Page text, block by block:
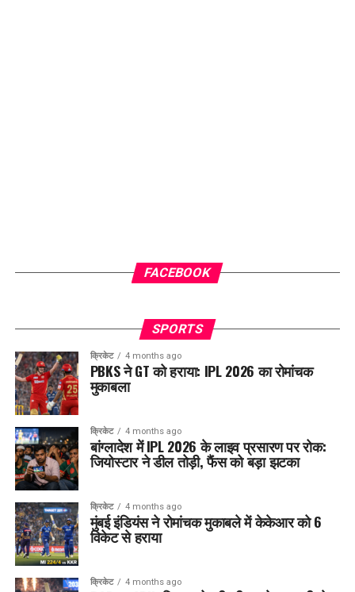
FACEBOOK
SPORTS
क्रिकेट 4 months ago
PBKS ने GT को हराया: IPL 2026 का रोमांचक
मुकाबला
क्रिकेट 4 months ago
बांग्लादेश में IPL 2026 के लाइव प्रसारण पर रोक:
जियोस्टार ने डील तोड़ी, फैंस को बड़ा झटका
क्रिकेट 4 months ago
मुंबई इंडियंस ने रोमांचक मुकाबले में केकेआर को 6
विकेट से हराया
क्रिकेट 4 months ago